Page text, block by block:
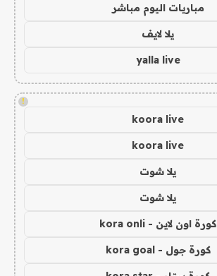
مباريات اليوم مباشر
يلا لايف
yalla live
!
koora live
koora live
يلا شوت
يلا شوت
كورة اون لاين - kora onli
كورة جول - kora goal